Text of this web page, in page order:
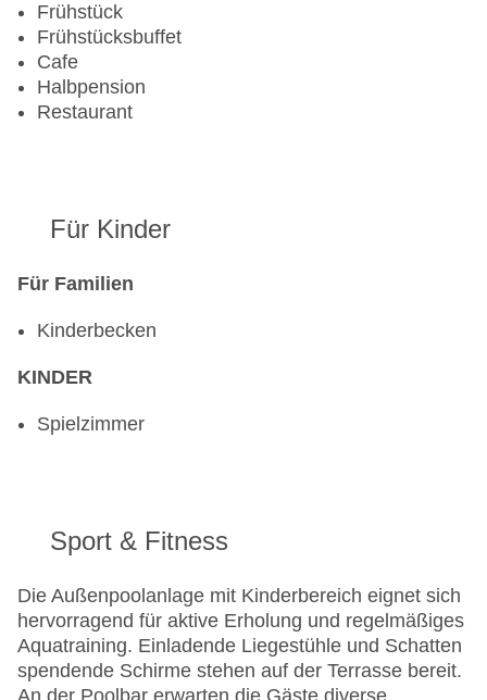
Frühstück
Frühstücksbuffet
Cafe
Halbpension
Restaurant
Für Kinder
Für Familien
Kinderbecken
KINDER
Spielzimmer
Sport & Fitness
Die Außenpoolanlage mit Kinderbereich eignet sich
hervorragend für aktive Erholung und regelmäßiges
Aquatraining. Einladende Liegestühle und Schatten
spendende Schirme stehen auf der Terrasse bereit.